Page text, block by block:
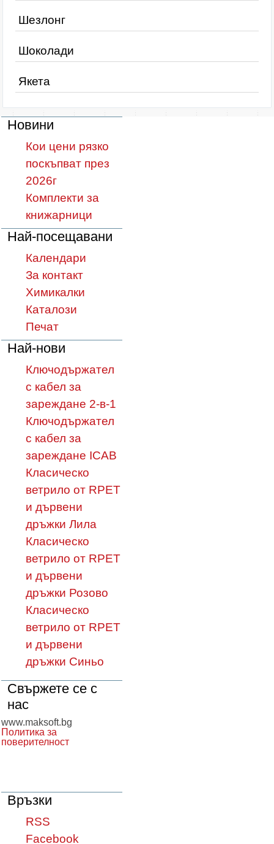
Шезлонг
Шоколади
Якета
Новини
Кои цени рязко
поскъпват през
2026г
Комплекти за
книжарници
Най-посещавани
Календари
За контакт
Химикалки
Каталози
Печат
Най-нови
Ключодържател
с кабел за
зареждане 2-в-1
Ключодържател
с кабел за
зареждане ICAB
Класическо
ветрило от RPET
и дървени
дръжки Лила
Класическо
ветрило от RPET
и дървени
дръжки Розово
Класическо
ветрило от RPET
и дървени
дръжки Синьо
Свържете се с
нас
www.maksoft.bg
Политика за
поверителност
Връзки
RSS
Facebook